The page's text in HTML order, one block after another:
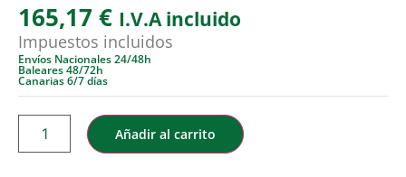
165,17 € I.V.A incluido
Impuestos incluidos
Envíos Nacionales 24/48h
Baleares 48/72h
Canarias 6/7 días
Añadir al carrito